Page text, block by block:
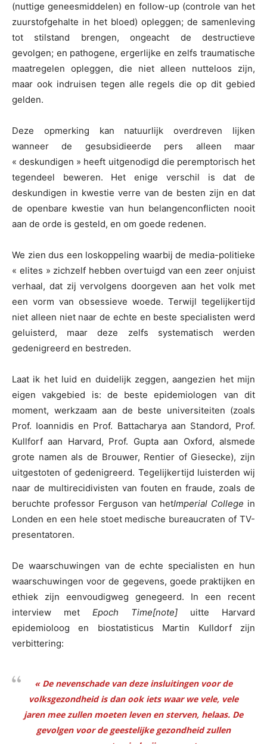
(nuttige geneesmiddelen) en follow-up (controle van het
zuurstofgehalte in het bloed) opleggen; de samenleving
tot stilstand brengen, ongeacht de destructieve
gevolgen; en pathogene, ergerlijke en zelfs traumatische
maatregelen opleggen, die niet alleen nutteloos zijn,
maar ook indruisen tegen alle regels die op dit gebied
gelden.
Deze opmerking kan natuurlijk overdreven lijken
wanneer de gesubsidieerde pers alleen maar
« deskundigen » heeft uitgenodigd die peremptorisch het
tegendeel beweren. Het enige verschil is dat de
deskundigen in kwestie verre van de besten zijn en dat
de openbare kwestie van hun belangenconflicten nooit
aan de orde is gesteld, en om goede redenen.
We zien dus een loskoppeling waarbij de media-politieke
« elites » zichzelf hebben overtuigd van een zeer onjuist
verhaal, dat zij vervolgens doorgeven aan het volk met
een vorm van obsessieve woede. Terwijl tegelijkertijd
niet alleen niet naar de echte en beste specialisten werd
geluisterd, maar deze zelfs systematisch werden
gedenigreerd en bestreden.
Laat ik het luid en duidelijk zeggen, aangezien het mijn
eigen vakgebied is: de beste epidemiologen van dit
moment, werkzaam aan de beste universiteiten (zoals
Prof. Ioannidis en Prof. Battacharya aan Standord, Prof.
Kullforf aan Harvard, Prof. Gupta aan Oxford, alsmede
grote namen als de Brouwer, Rentier of Giesecke), zijn
uitgestoten of gedenigreerd. Tegelijkertijd luisterden wij
naar de multirecidivisten van fouten en fraude, zoals de
beruchte professor Ferguson van hetImperial College in
Londen en een hele stoet medische bureaucraten of TV-
presentatoren.
De waarschuwingen van de echte specialisten en hun
waarschuwingen voor de gegevens, goede praktijken en
ethiek zijn eenvoudigweg genegeerd. In een recent
interview met Epoch Time[note] uitte Harvard
epidemioloog en biostatisticus Martin Kulldorf zijn
verbittering:
« De nevenschade van deze insluitingen voor de
volksgezondheid is dan ook iets waar we vele, vele
jaren mee zullen moeten leven en sterven, helaas. De
gevolgen voor de geestelijke gezondheid zullen